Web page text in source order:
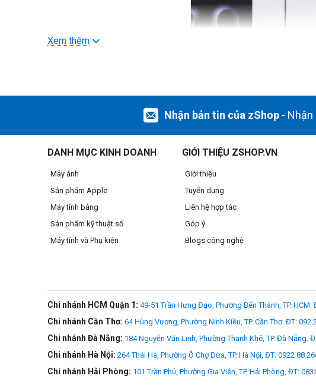
>>> Xem thêmMacBook Air M5 2026
Được thiết kế để theo bạn muôn nơi
Xem thêm
Nhận bản tin của zShop - Nhận
DANH MỤC KINH DOANH
Máy ảnh
Sản phẩm Apple
Máy tính bảng
Sản phẩm kỹ thuật số
Máy tính và Phụ kiện
GIỚI THIỆU ZSHOP.VN
Giới thiệu
Tuyển dụng
Liên hệ hợp tác
Góp ý
Blogs công nghệ
Chi nhánh HCM Quận 1: 49-51 Trần Hưng Đạo, Phường Bến Thành, TP. HCM.
Chi nhánh Cần Thơ: 64 Hùng Vương, Phường Ninh Kiều, TP. Cần Thơ. ĐT:
Chi nhánh Đà Nẵng: 184 Nguyễn Văn Linh, Phường Thanh Khê, TP. Đà Nẵng.
Chi nhánh Hà Nội: 264 Thái Hà, Phường Ô Chợ Dừa, TP. Hà Nội, ĐT: 0922 88
Chi nhánh Hải Phòng: 101 Trần Phú, Phường Gia Viên, TP. Hải Phòng, ĐT: